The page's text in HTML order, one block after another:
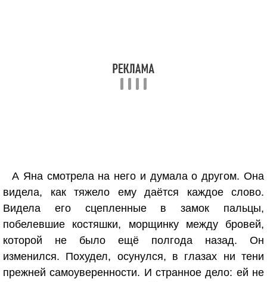
А Яна смотрела на него и думала о другом. Она
видела, как тяжело ему даётся каждое слово.
Видела его сцепленные в замок пальцы,
побелевшие костяшки, морщинку между бровей,
которой не было ещё полгода назад. Он
изменился. Похудел, осунулся, в глазах ни тени
прежней самоуверенности. И странное дело: ей не